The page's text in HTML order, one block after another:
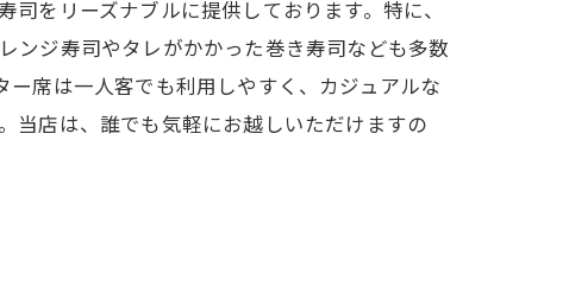
をリーズナブルに提供しております。特に、
ンジ寿司やタレがかかった巻き寿司なども多数
席は一人客でも利用しやすく、カジュアルな
当店は、誰でも気軽にお越しいただけますの